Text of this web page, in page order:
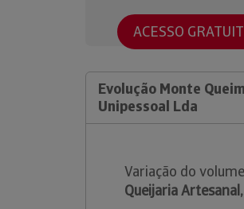
ACESSO
Evolução Monte
Unipessoal Lda
Variação do
Queijaria